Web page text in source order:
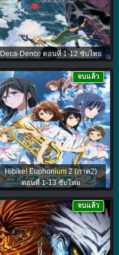
Deca-Dence ตอนที่ 1-12 ซับไทย
Hibike! Euphonium 2 (ภาค2)
ตอนที่ 1-13 ซับไทย
จบแล้ว
จบแล้ว